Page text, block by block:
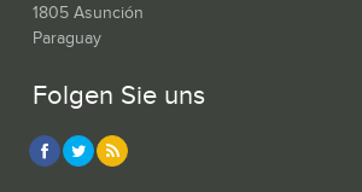
1805 Asunción
Paraguay
Folgen Sie uns